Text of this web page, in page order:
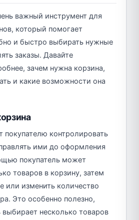
важный инструмент для
который помогает
и быстро выбирать нужные
заказы. Давайте
зачем нужна корзина,
и какие возможности она
покупателю контролировать
ими до оформления
покупатель может
товаров в корзину, затем
или изменить количество
Это особенно полезно,
выбирает несколько товаров